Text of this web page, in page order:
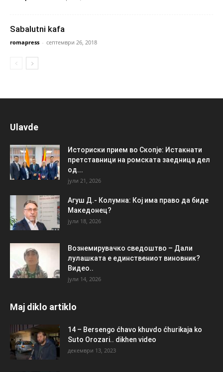
Sabalutni kafa
romapress - септември 26, 2018
Ulavde
Историски прием во Скопје: Истакнати
претставници на ромската заедница дел
од...
јули 21, 2026
Агуш Д.- Колумна: Кој има право да биде
Македонец?
јули 18, 2026
Вознемирувачко сведоштво – Дали
лулашката е единствениот виновник?
Видео..
јули 14, 2026
Maj diklo artiklo
14 – Bersengo ćhavo khuvdo ćhurikaja ko
Suto Orozari.. dikhen video
декември 13, 2023